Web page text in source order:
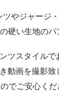
やジャージ・
硬い生地のパ
ツスタイルで
動画を撮影
でご安心くだ